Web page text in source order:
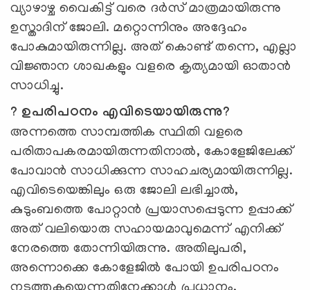
വ്യാഴാഴ്ച വൈകിട്ട് വരെ ദര്‍സ് മാത്രമായിരുന്നു
ഉസ്താദിന് ജോലി. മറ്റൊന്നിനും അദ്ദേഹം
പോകുമായിരുന്നില്ല. അത് കൊണ്ട് തന്നെ, എല്ലാ
വിജ്ഞാന ശാഖകളും വളരെ കൃത്യമായി ഓതാന്‍
സാധിച്ചു.
? ഉപരിപഠനം എവിടെയായിരുന്നു?
അന്നത്തെ സാമ്പത്തിക സ്ഥിതി വളരെ
പരിതാപകരമായിരുന്നതിനാല്‍, കോളേജിലേക്ക്
പോവാന്‍ സാധിക്കുന്ന സാഹചര്യമായിരുന്നില്ല.
എവിടെയെങ്കിലും ഒരു ജോലി ലഭിച്ചാല്‍,
കുടുംബത്തെ പോറ്റാന്‍ പ്രയാസപ്പെടുന്ന ഉപ്പാക്ക്
അത് വലിയൊരു സഹായമാവുമെന്ന് എനിക്ക്
നേരത്തെ തോന്നിയിരുന്നു. അതിലുപരി,
അന്നൊക്കെ കോളേജില്‍ പോയി ഉപരിപഠനം